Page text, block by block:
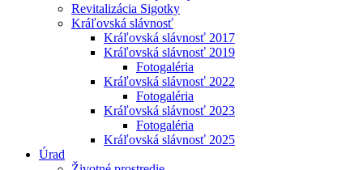
Revitalizácia Sigotky
Kráľovská slávnosť
Kráľovská slávnosť 2017
Kráľovská slávnosť 2019
Fotogaléria
Kráľovská slávnosť 2022
Fotogaléria
Kráľovská slávnosť 2023
Fotogaléria
Kráľovská slávnosť 2025
Úrad